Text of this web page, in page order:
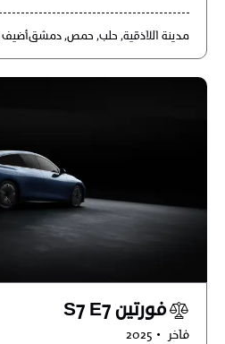
مدينة اللاذقية, حلب, حمص,دمشقأضيف
فورتين S7 E7
فاخر 2025